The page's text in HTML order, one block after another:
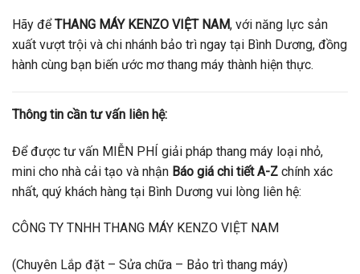
Hãy đểTHANG MÁY KENZO VIỆT NAM, với năng lực sản
xuất vượt trội và chi nhánh bảo trì ngay tại Bình Dương, đồng
hành cùng bạn biến ước mơ thang máy thành hiện thực.
Thông tin cần tư vấn liên hệ:
Để được tư vấn MIỄN PHÍ giải pháp thang máy loại nhỏ,
mini cho nhà cải tạo và nhận Báo giá chi tiết A-Z chính xác
nhất, quý khách hàng tại Bình Dương vui lòng liên hệ:
CÔNG TY TNHH THANG MÁY KENZO VIỆT NAM
(Chuyên Lắp đặt – Sửa chữa – Bảo trì thang máy)